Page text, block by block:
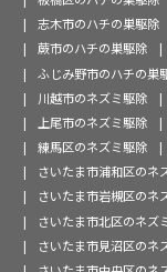
志木市のハチの巣駆除
蕨市のハチの巣駆除
ふじみ野市のハチの巣
川越市のネズミ駆除
上尾市のネズミ駆除
練馬区のネズミ駆除
さいたま市浦和区のネ
さいたま市岩槻区のネ
さいたま市北区のネズ
さいたま市見沼区のネ